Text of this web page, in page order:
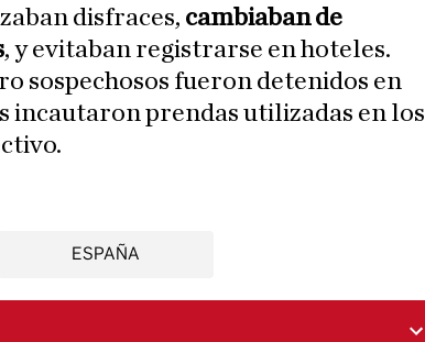
disfraces, cambiaban de
, y evitaban registrarse en hoteles.
sospechosos fueron detenidos en
incautaron prendas utilizadas en los
ESPAÑA